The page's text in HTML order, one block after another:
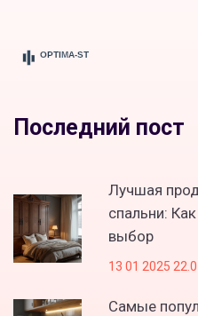
Последний пост
Лучшая
спальни:
выбор
13 01 2025
Самые